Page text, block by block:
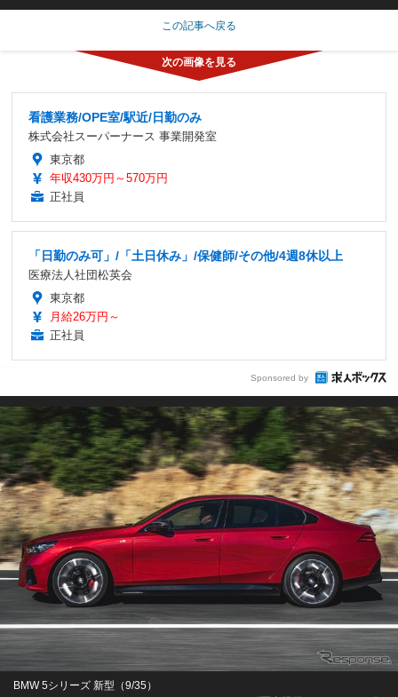
この記事へ戻る
看護業務/OPE室/駅近/日勤のみ
株式会社スーパーナース 事業開発室
東京都
年収430万円～570万円
正社員
「日勤のみ可」/「土日休み」/保健師/その他/4週8休以上
医療法人社団松英会
東京都
月給26万円～
正社員
Sponsored by
BMW 5シリーズ 新型（9/35）